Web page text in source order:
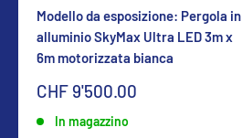
Modello da esposizione: Pergola in
alluminio SkyMax Ultra LED 3m x
6m motorizzata bianca
Sonderpreis
CHF 9'500.00
In magazzino